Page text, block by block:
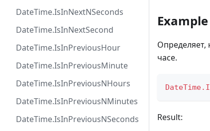
DateTime.IsInNextNSeconds
DateTime.IsInNextSecond
DateTime.IsInPreviousHour
DateTime.IsInPreviousMinute
DateTime.IsInPreviousNHours
DateTime.IsInPreviousNMinutes
DateTime.IsInPreviousNSeconds
Example
часе.
Result: